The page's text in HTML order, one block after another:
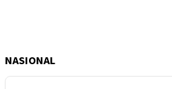
NASIONAL